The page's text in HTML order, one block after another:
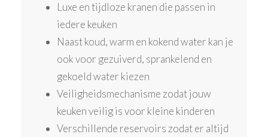
Luxe en tijdloze kranen die passen in
iedere keuken
Naast koud, warm en kokend water kan je
ook voor gezuiverd, sprankelend en
gekoeld water kiezen
Veiligheidsmechanisme zodat jouw
keuken veilig is voor kleine kinderen
Verschillende reservoirs zodat er altijd